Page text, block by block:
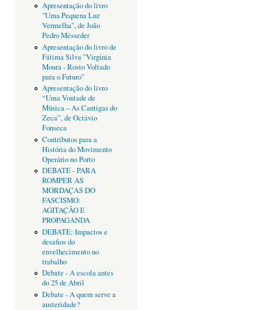
Apresentação do livro
"Uma Pequena Luz
Vermelha", de João
Pedro Mésseder
Apresentação do livro de
Fátima Silva "Virgínia
Moura - Rosto Voltado
para o Futuro"
Apresentação do livro
“Uma Vontade de
Música – As Cantigas do
Zeca”, de Octávio
Fonseca
Contributos para a
História do Movimento
Operário no Porto
DEBATE - PARA
ROMPER AS
MORDAÇAS DO
FASCISMO:
AGITAÇÃO E
PROPAGANDA
DEBATE: Impactos e
desafios do
envelhecimento no
trabalho
Debate - A escola antes
do 25 de Abril
Debate - A quem serve a
austeridade?